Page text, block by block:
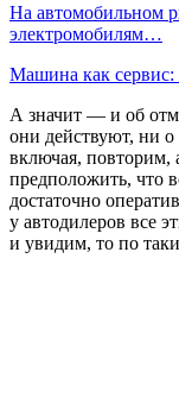
На автомобильном
электромобилям…
Машина как
А значит — и об
они действуют, ни
включая, повторим,
предположить, что
достаточно
у автодилеров все
и увидим, то по